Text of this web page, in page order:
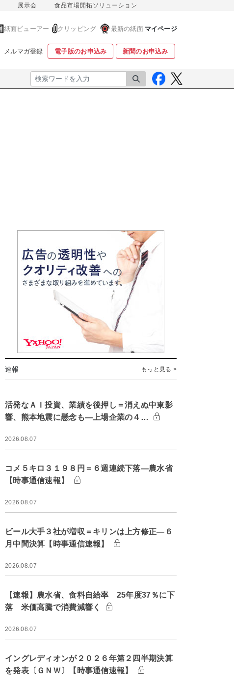
展示会 食品市場開拓ソリューション
紙面ビューアー クリッピング 最新の紙面 マイページ
メルマガ登録 電子版のお申込み 新聞のお申込み
検索
速報 もっと見る >
活発なＡＩ投資、業績を後押し＝消えぬ中東影
響、熊本地震に懸念も―上場企業の４…
2026.08.07
コメ５キロ３１９８円＝６週連続下落―農水省
【時事通信速報】
2026.08.07
ビール大手３社が増収＝キリンは上方修正―６
月中間決算【時事通信速報】
2026.08.07
【速報】農水省、食料自給率 25年度37％に下
落 米価高騰で消費減響く
2026.08.07
イングレディオンが２０２６年第２四半期決算
を発表〔ＧＮＷ〕【時事通信速報】